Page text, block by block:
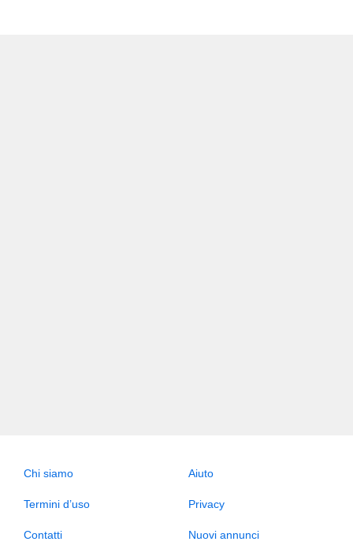
Chi siamo Aiuto
Termini d’uso Privacy
Contatti Nuovi annunci